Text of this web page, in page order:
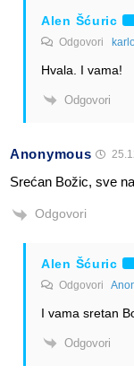
Alen Šćuric
Odgovori
Hvala. I vama!
Odgovori
Anonymous
Srećan Božic, sve
Odgovori
Alen Šćuric
Odgovori
I vama sretan
Odgovori